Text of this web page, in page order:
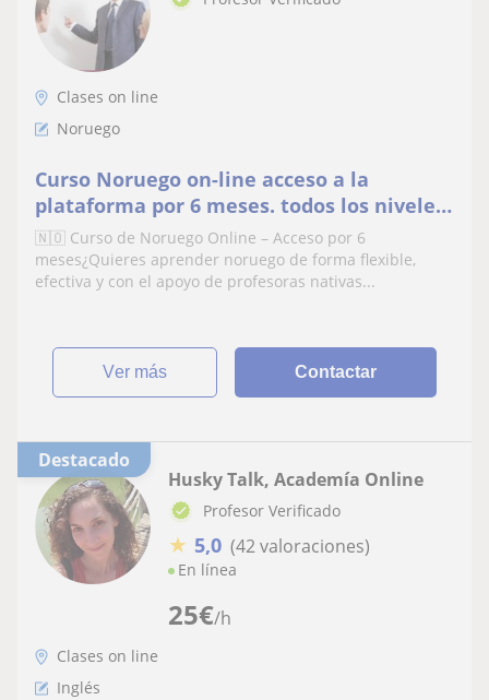
Clases on line
Noruego
Curso Noruego on-line acceso a la
plataforma por 6 meses. todos los niveles:
A1, A2, B1 + curso especializado
Helsenorsk
🇳🇴 Curso de Noruego Online – Acceso por 6
meses¿Quieres aprender noruego de forma flexible,
efectiva y con el apoyo de profesoras nativas...
ver más Contactar
Destacado
25€/h
Husky Talk, Academía Online
Profesor Verificado
★ 5,0 (42 valoraciones)
En línea
Clases on line
Inglés